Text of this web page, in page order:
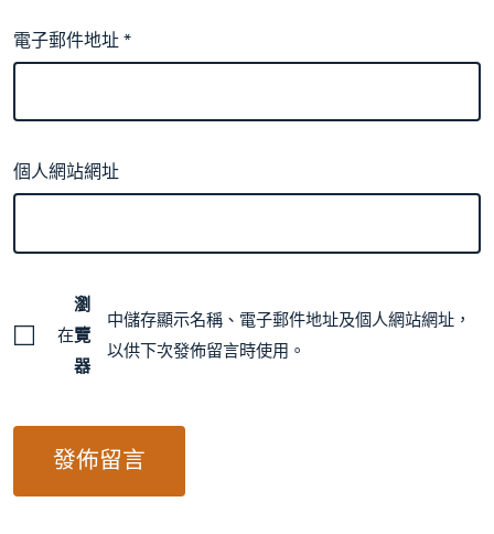
電子郵件地址*
個人網站網址
在
瀏
覽
器
中儲存顯示名稱、電子郵件地址及個人網站網址，
以供下次發佈留言時使用。